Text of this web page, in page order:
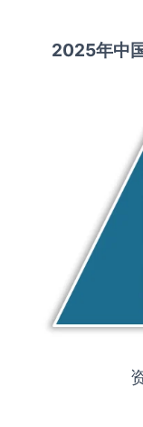
2025年中